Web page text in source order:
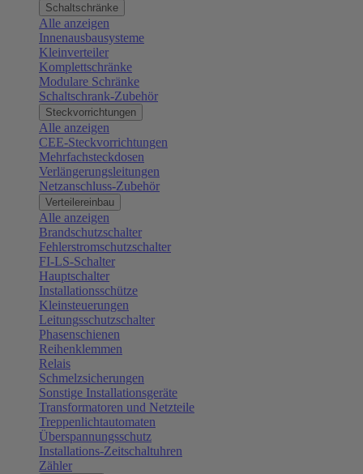
Schaltschränke
Alle anzeigen
Innenausbausysteme
Kleinverteiler
Komplettschränke
Modulare Schränke
Schaltschrank-Zubehör
Steckvorrichtungen
Alle anzeigen
CEE-Steckvorrichtungen
Mehrfachsteckdosen
Verlängerungsleitungen
Netzanschluss-Zubehör
Verteilereinbau
Alle anzeigen
Brandschutzschalter
Fehlerstromschutzschalter
FI-LS-Schalter
Hauptschalter
Installationsschütze
Kleinsteuerungen
Leitungsschutzschalter
Phasenschienen
Reihenklemmen
Relais
Schmelzsicherungen
Sonstige Installationsgeräte
Transformatoren und Netzteile
Treppenlichtautomaten
Überspannungsschutz
Installations-Zeitschaltuhren
Zähler